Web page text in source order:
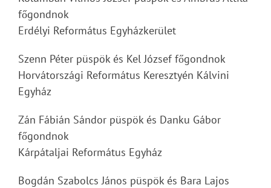
főgondnok
Erdélyi Református Egyházkerület
Szenn Péter püspök és Kel József főgondnok
Horvátországi Református Keresztyén Kálvini
Egyház
Zán Fábián Sándor püspök és Danku Gábor
főgondnok
Kárpátaljai Református Egyház
Bogdán Szabolcs János püspök és Bara Lajos